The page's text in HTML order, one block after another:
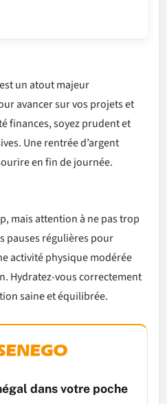
un atout majeur
avancer sur vos projets et
finances, soyez prudent et
Une rentrée d’argent
en fin de journée.
mais attention à ne pas trop
pauses régulières pour
activité physique modérée
Hydratez-vous correctement
saine et équilibrée.
dans votre poche